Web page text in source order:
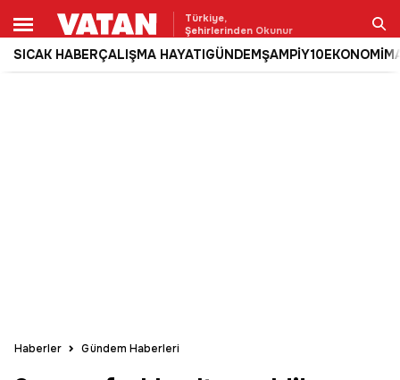
Türkiye,
Şehirlerinden Okunur
SICAK HABERÇALIŞMA HAYATIGÜNDEMŞAMPİY10EKONOMİ
Ara
Haberler Gündem Haberleri